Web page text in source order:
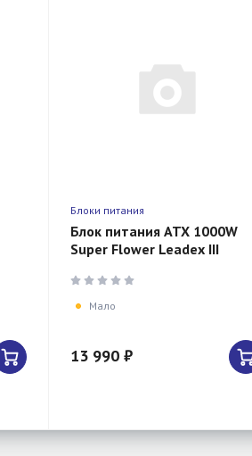
Блоки питания
Блок питания ATX 1000W
Super Flower Leadex III
(ATX3.0,140mm, 12xSATA,
3xPМало
13 990 ₽